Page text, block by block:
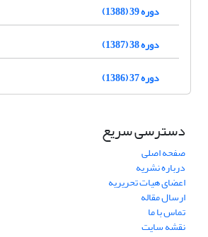
دوره 39 (1388)
دوره 38 (1387)
دوره 37 (1386)
دسترسی سریع
صفحه اصلی
درباره نشریه
اعضای هیات تحریریه
ارسال مقاله
تماس با ما
نقشه سایت